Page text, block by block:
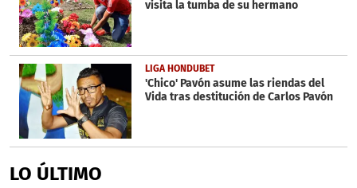
visita la tumba de su hermano
LIGA HONDUBET
'Chico' Pavón asume las riendas del
Vida tras destitución de Carlos Pavón
LO ÚLTIMO